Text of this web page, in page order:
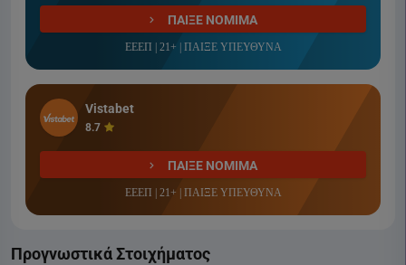
ΠΑΙΞΕ ΝΟΜΙΜΑ
ΕΕΕΠ | 21+ | ΠΑΙΞΕ ΥΠΕΥΘΥΝΑ
Vistabet
8.7
ΠΑΙΞΕ ΝΟΜΙΜΑ
ΕΕΕΠ | 21+ | ΠΑΙΞΕ ΥΠΕΥΘΥΝΑ
Προγνωστικά Στοιχήματος